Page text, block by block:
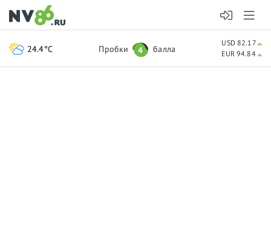
24.4°C Пробки 4 балла
USD 82.17
EUR 94.84